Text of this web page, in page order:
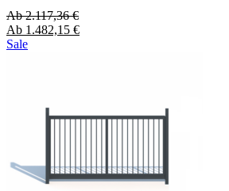
Ab2.117,36€
Ab 1.482,15 €
Sale